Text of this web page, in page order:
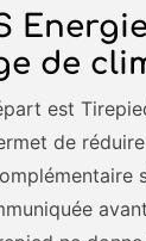
de
est
de